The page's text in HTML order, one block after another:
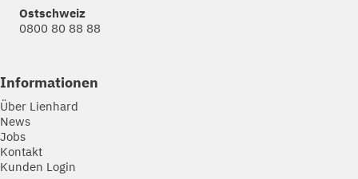
Ostschweiz
0800 80 88 88
Informationen
Über Lienhard
News
Jobs
Kontakt
Kunden Login